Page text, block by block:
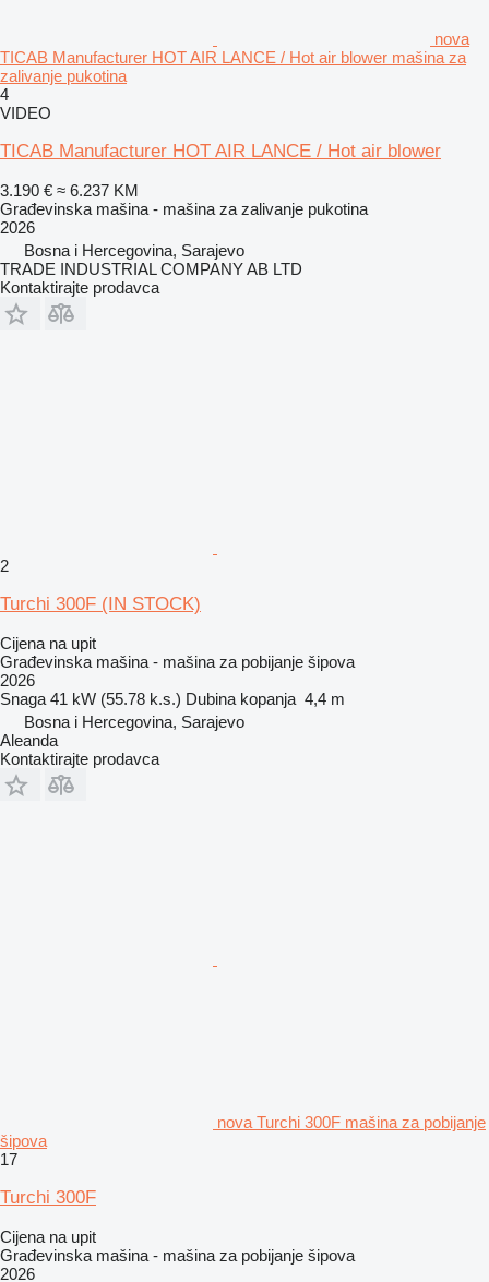
nova
TICAB Manufacturer HOT AIR LANCE / Hot air blower mašina za
zalivanje pukotina
4
VIDEO
TICAB Manufacturer HOT AIR LANCE / Hot air blower
3.190 € ≈ 6.237 KM
Građevinska mašina - mašina za zalivanje pukotina
2026
Bosna i Hercegovina, Sarajevo
TRADE INDUSTRIAL COMPANY AB LTD
Kontaktirajte prodavca
2
Turchi 300F (IN STOCK)
Cijena na upit
Građevinska mašina - mašina za pobijanje šipova
2026
Snaga 41 kW (55.78 k.s.) Dubina kopanja 4,4 m
Bosna i Hercegovina, Sarajevo
Aleanda
Kontaktirajte prodavca
nova Turchi 300F mašina za pobijanje
šipova
17
Turchi 300F
Cijena na upit
Građevinska mašina - mašina za pobijanje šipova
2026